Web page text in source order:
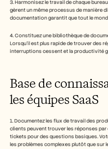
3. Harmonisez le travail de chaque
gèrent un même processus de manière
documentation garantit que tout le
4. Constituez une bibliothèque de
Lorsqu'il est plus rapide de trouver des
interruptions cessent et la productivité
Base de
les équipes SaaS
1. Documentez les flux de travail des
clients peuvent trouver les réponses
tickets pour des questions basiques.
les problèmes complexes plutôt que sur